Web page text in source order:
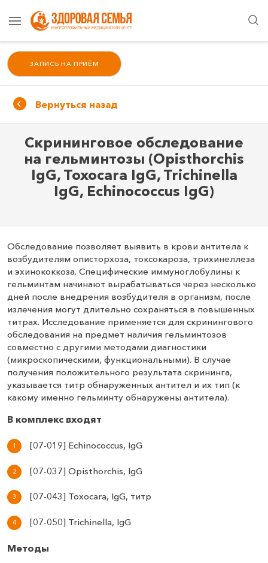
ЗАПИСЬ НА ПРИЁМ
Вернуться назад
Скрининговое обследование
на гельминтозы (Opisthorchis
IgG, Toxocara IgG, Trichinella
IgG, Echinococcus IgG)
Обследование позволяет выявить в крови антитела к
возбудителям описторхоза, токсокароза, трихинеллеза
и эхинококкоза. Специфические иммуноглобулины к
гельминтам начинают вырабатываться через несколько
дней после внедрения возбудителя в организм, после
излечения могут длительно сохраняться в повышенных
титрах. Исследование применяется для скринингового
обследования на предмет наличия гельминтозов
совместно с другими методами диагностики
(микроскопическими, функциональными). В случае
получения положительного результата скрининга,
указывается титр обнаруженных антител и их тип (к
какому именно гельминту обнаружены антитела).
В комплекс входят
[07-019] Echinococcus, IgG
[07-037] Opisthorchis, IgG
[07-043] Toxocara, IgG, титр
[07-050] Trichinella, IgG
Методы